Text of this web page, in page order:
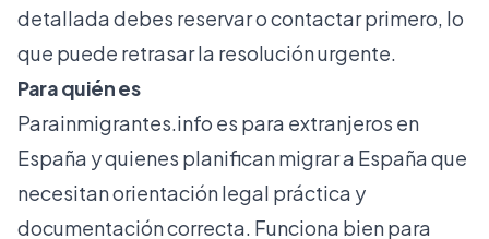
detallada debes reservar o contactar primero, lo
que puede retrasar la resolución urgente.
Para quién es
Parainmigrantes.info es para extranjeros en
España y quienes planifican migrar a España que
necesitan orientación legal práctica y
documentación correcta. Funciona bien para